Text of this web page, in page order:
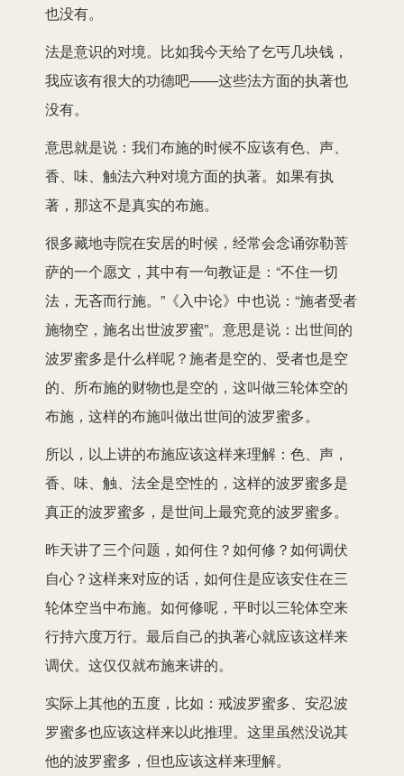
也没有。
法是意识的对境。比如我今天给了乞丐几块钱，
我应该有很大的功德吧——这些法方面的执著也
没有。
意思就是说：我们布施的时候不应该有色、声、
香、味、触法六种对境方面的执著。如果有执
著，那这不是真实的布施。
很多藏地寺院在安居的时候，经常会念诵弥勒菩
萨的一个愿文，其中有一句教证是：“不住一切
法，无吝而行施。”《入中论》中也说：“施者受者
施物空，施名出世波罗蜜”。意思是说：出世间的
波罗蜜多是什么样呢？施者是空的、受者也是空
的、所布施的财物也是空的，这叫做三轮体空的
布施，这样的布施叫做出世间的波罗蜜多。
所以，以上讲的布施应该这样来理解：色、声，
香、味、触、法全是空性的，这样的波罗蜜多是
真正的波罗蜜多，是世间上最究竟的波罗蜜多。
昨天讲了三个问题，如何住？如何修？如何调伏
自心？这样来对应的话，如何住是应该安住在三
轮体空当中布施。如何修呢，平时以三轮体空来
行持六度万行。最后自己的执著心就应该这样来
调伏。这仅仅就布施来讲的。
实际上其他的五度，比如：戒波罗蜜多、安忍波
罗蜜多也应该这样来以此推理。这里虽然没说其
他的波罗蜜多，但也应该这样来理解。